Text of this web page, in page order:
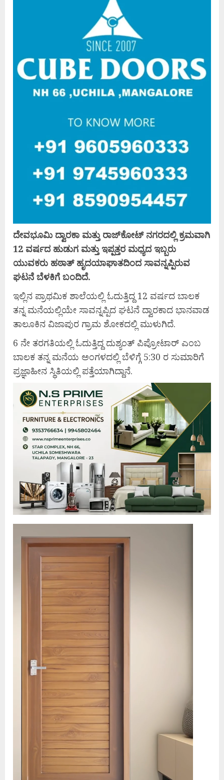
ದೇವಭೂಮಿ ದ್ವಾರಕಾ ಮತ್ತು ರಾಜ್‌ಕೋಟ್ ನಗರದಲ್ಲಿ ಕ್ರಮವಾಗಿ
12 ವರ್ಷದ ಹುಡುಗ ಮತ್ತು ಇಪ್ಪತ್ತರ ಮಧ್ಯದ ಇಬ್ಬರು
ಯುವಕರು ಹಠಾತ್ ಹೃದಯಾಘಾತದಿಂದ ಸಾವನ್ನಪ್ಪಿರುವ
ಘಟನೆ ಬೆಳಕಿಗೆ ಬಂದಿದೆ.
ಇಲ್ಲಿನ ಪ್ರಾಥಮಿಕ ಶಾಲೆಯಲ್ಲಿ ಓದುತ್ತಿದ್ದ 12 ವರ್ಷದ ಬಾಲಕ
ತನ್ನ ಮನೆಯಲ್ಲಿಯೇ ಸಾವನ್ನಪ್ಪಿದ ಘಟನೆ ದ್ವಾರಕಾದ ಭಾನವಾಡ
ತಾಲೂಕಿನ ವಿಜಾಪುರ ಗ್ರಾಮ ಶೋಕದಲ್ಲಿ ಮುಳುಗಿದೆ.
6 ನೇ ತರಗತಿಯಲ್ಲಿ ಓದುತ್ತಿದ್ದ ದುಶ್ಯಂತ್ ಪಿಪ್ರೋಟಾರ್ ಎಂಬ
ಬಾಲಕ ತನ್ನ ಮನೆಯ ಅಂಗಳದಲ್ಲಿ ಬೆಳಿಗ್ಗೆ 5:30 ರ ಸುಮಾರಿಗೆ
ಪ್ರಜ್ಞಾಹೀನ ಸ್ಥಿತಿಯಲ್ಲಿ ಪತ್ತೆಯಾಗಿದ್ದಾನೆ.